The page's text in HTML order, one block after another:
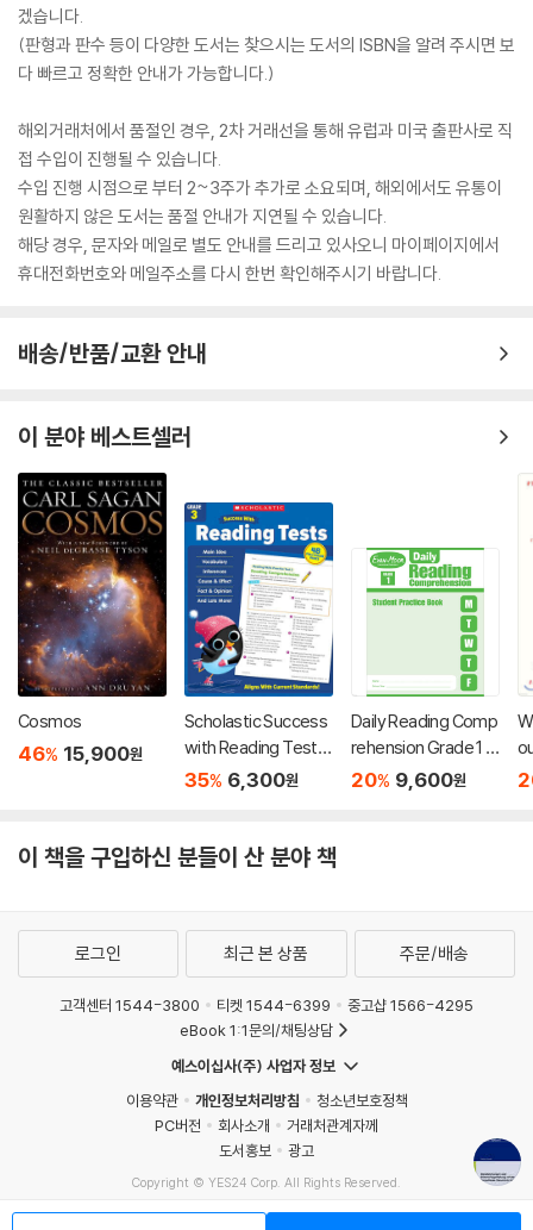
겠습니다.
(판형과 판수 등이 다양한 도서는 찾으시는 도서의 ISBN을 알려 주시면 보
다 빠르고 정확한 안내가 가능합니다.)
해외거래처에서 품절인 경우, 2차 거래선을 통해 유럽과 미국 출판사로 직
접 수입이 진행될 수 있습니다.
수입 진행 시점으로 부터 2~3주가 추가로 소요되며, 해외에서도 유통이
원활하지 않은 도서는 품절 안내가 지연될 수 있습니다.
해당 경우, 문자와 메일로 별도 안내를 드리고 있사오니 마이페이지에서
휴대전화번호와 메일주소를 다시 한번 확인해주시기 바랍니다.
배송/반품/교환 안내
이 분야 베스트셀러
Cosmos
46% 15,900원
Scholastic Success
with Reading Tests
Grade 3
35% 6,300원
Daily Reading Comp
rehension Grade 1 :
Student Practice Bo
20% 9,600원
이 책을 구입하신 분들이 산 분야 책
로그인 최근 본 상품 주문/배송
고객센터 1544-3800 티켓 1544-6399
중고샵 1566-4295
eBook 1:1문의/채팅상담
예스이십사(주) 사업자 정보
이용약관
개인정보처리방침
청소년보호정책
PC버전
회사소개
거래처관계자께
도서홍보
광고
Copyright © YES24 Corp. All Rights Reserved.